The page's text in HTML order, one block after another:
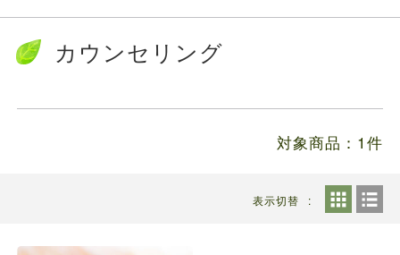
2024.10.7
送料の価格変更のお知らせ...
お知らせ
2024.5.28
カウンセリング
対象商品：1件
表示切替